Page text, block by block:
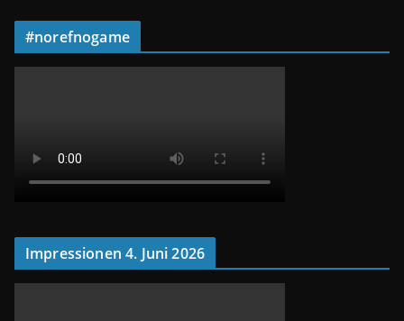
#norefnogame
Impressionen 4. Juni 2026